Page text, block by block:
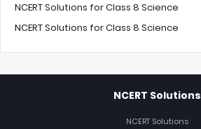
NCERT Solutions for Class 8 Science
NCERT Solutions for Class 8 Science
NCERT Solutions
NCERT Solutions